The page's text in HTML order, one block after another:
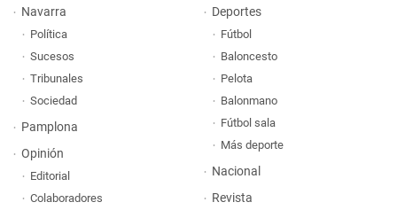
Navarra
Política
Sucesos
Tribunales
Sociedad
Pamplona
Opinión
Editorial
Colaboradores
Deportes
Fútbol
Baloncesto
Pelota
Balonmano
Fútbol sala
Más deporte
Nacional
Revista